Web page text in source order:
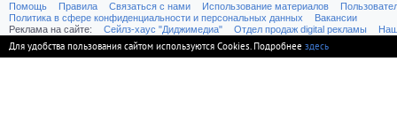
Помощь
Правила Связаться с нами Использование материалов
Политика в сфере конфиденциальности и персональных данных
Вакансии
Реклама на сайте:
Cейлз-хаус "Диджимедиа" Отдел продаж digital рекламы
Для удобства пользования сайтом используются Cookies. Подробнее здесь